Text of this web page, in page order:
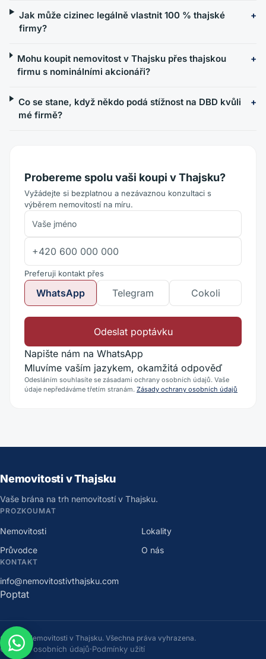
Jak může cizinec legálně vlastnit 100 % thajské
firmy?
Mohu koupit nemovitost v Thajsku přes thajskou
firmu s nominálními akcionáři?
Co se stane, když někdo podá stížnost na DBD kvůli
mé firmě?
Probereme spolu vaši koupi v Thajsku?
Vyžádejte si bezplatnou a nezávaznou konzultaci s
výběrem nemovitostí na míru.
Preferuji kontakt přes
WhatsApp Telegram Cokoli
Odeslat poptávku
Napište nám na WhatsApp
Mluvíme vaším jazykem, okamžitá odpověď
Odesláním souhlasíte se zásadami ochrany osobních údajů. Vaše
údaje nepředáváme třetím stranám. Zásady ochrany osobních údajů
Nemovitosti v Thajsku
Vaše brána na trh nemovitostí v Thajsku.
PROZKOUMAT
Nemovitosti
Lokality
Průvodce
O nás
KONTAKT
info@nemovitostivthajsku.com
Poptat
© 2026 Nemovitosti v Thajsku. Všechna práva vyhrazena.
Ochrana osobních údajů·Podmínky užití